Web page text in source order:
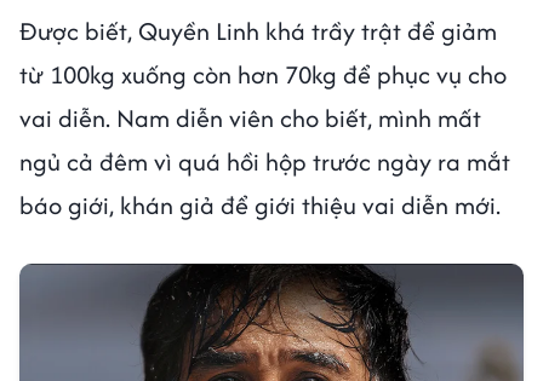
Được biết, Quyền Linh khá trầy trật để giảm
từ 100kg xuống còn hơn 70kg để phục vụ cho
vai diễn. Nam diễn viên cho biết, mình mất
ngủ cả đêm vì quá hồi hộp trước ngày ra mắt
báo giới, khán giả để giới thiệu vai diễn mới.